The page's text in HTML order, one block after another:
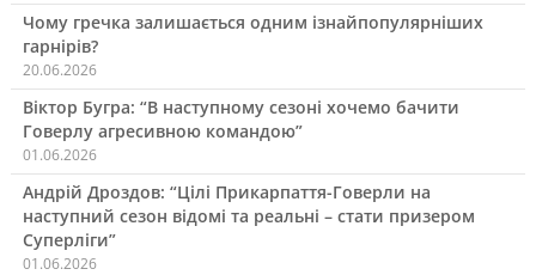
Чому гречка залишається одним ізнайпопулярніших
гарнірів?
20.06.2026
Віктор Бугра: “В наступному сезоні хочемо бачити
Говерлу агресивною командою”
01.06.2026
Андрій Дроздов: “Цілі Прикарпаття-Говерли на
наступний сезон відомі та реальні – стати призером
Суперліги”
01.06.2026